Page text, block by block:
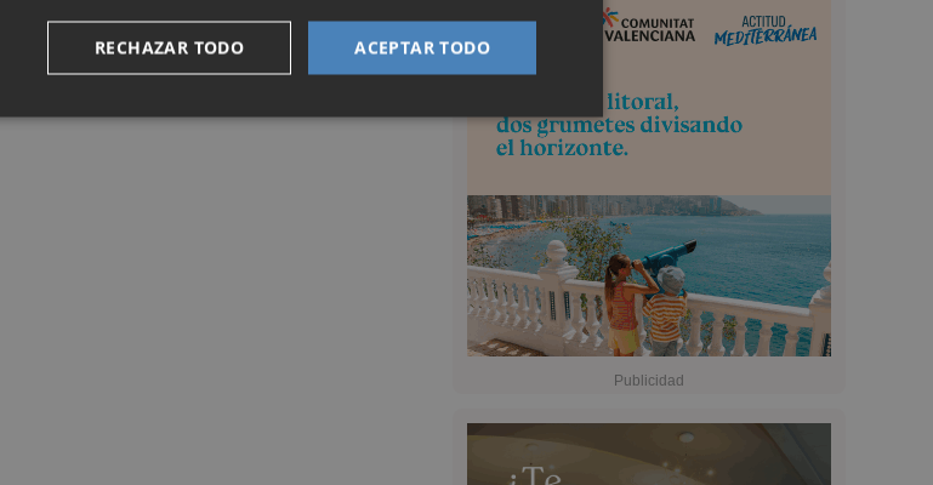
ACEPTAR TODO
RECHAZAR TODO